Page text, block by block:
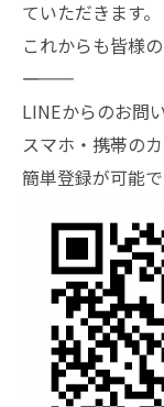
ていただきます。
これからも皆様
―――――――
LINEからのお問
スマホ・携帯の
簡単登録が可能